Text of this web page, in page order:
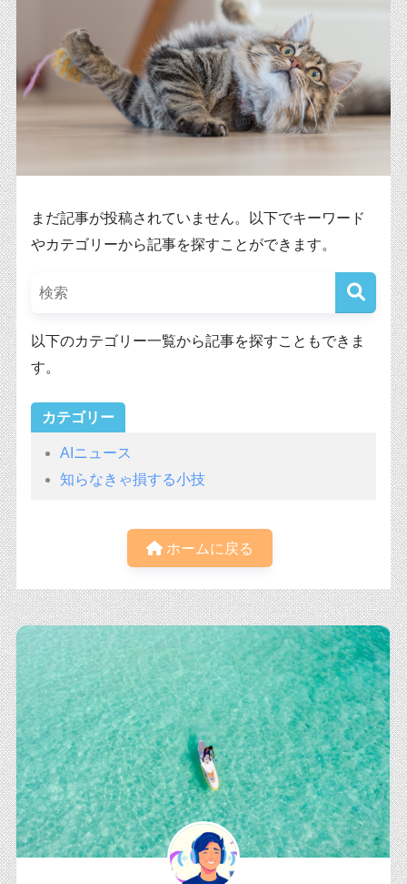
まだ記事が投稿されていません。以下でキーワード
やカテゴリーから記事を探すことができます。
以下のカテゴリー一覧から記事を探すこともできま
す。
カテゴリー
AIニュース
知らなきゃ損する小技
ホームに戻る